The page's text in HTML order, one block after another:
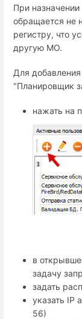
При
обращается не
регистру, что
другую МО.
Для
"Планировщик
нажать на
в
задачу
задать
указать IP
56)